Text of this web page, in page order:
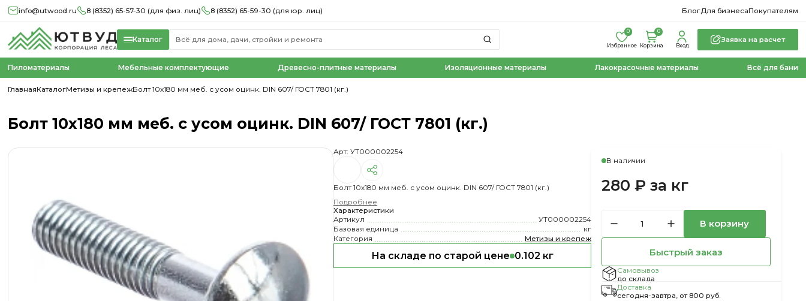
info@utwood.ru 8 (8352) 65-57-30 (для физ. лиц) 8 (8352) 65-59-30 (для юр. лиц) БлогДля бизнесаПокупателям
Каталог
Избранное
0 0
Корзина Вход
Заявка на расчет
Пиломатериалы Мебельные комплектующие Древесно-плитные материалы Изоляционные материалы Лакокрасочные материалы Всё для бани
ГлавнаяКаталогМетизы и крепежБолт 10х180 мм меб. с усом оцинк. DIN 607/ ГОСТ 7801 (кг.)
Болт 10х180 мм меб. с усом оцинк. DIN 607/ ГОСТ 7801 (кг.)
Арт: УТ000002254
Болт 10х180 мм меб. с усом оцинк. DIN 607/ ГОСТ 7801 (кг.)
Подробнее
Характеристики
Артикул
УТ000002254
Базовая единица
кг
Категория
Метизы и крепеж
На складе по старой цене 0.102 кг
В наличии
280 ₽ за кг
В корзину
Быстрый заказ
Самовывоз
до склада
Доставка
сегодня-завтра, от 800 руб.